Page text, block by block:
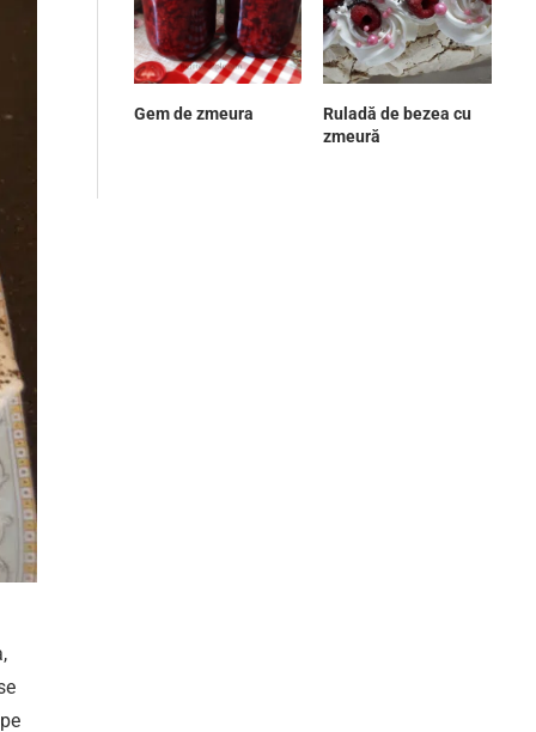
Gem de zmeura
Ruladă de bezea cu
zmeură